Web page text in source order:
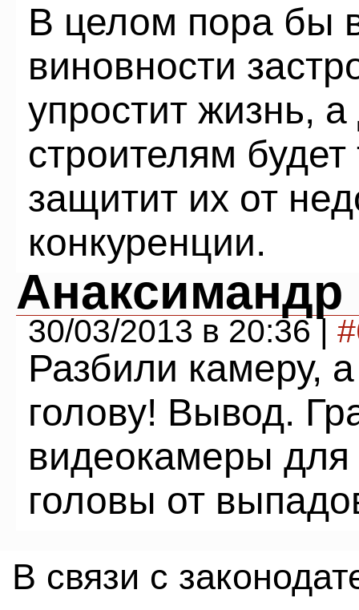
В целом пора бы
виновности
упростит жизнь,
строителям
защитит их от
конкуренции.
Анаксимандр
30/03/2013 в 20:36 |
Разбили камеру,
голову! Вывод.
видеокамеры
головы от
В связи с